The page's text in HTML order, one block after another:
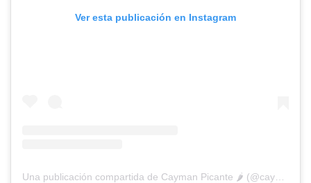
Ver esta publicación en Instagram
Una publicación compartida de Cayman Picante 🌶️ (@caymanpicante)